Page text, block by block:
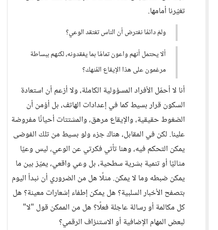
تغيّرنا أمامها.
ولمَ دائمًا نفترض أن الناس تفتقد الوعي؟
ألا يحتمل أنهم واعون تمامًا بما يفقدونه، لكنهم ببساطة
مرغمون على هذا الإيقاع المُنهك؟
أنا لا أحمّل الأفراد المسؤولية الكاملة، ولا أزعم أن استعادة
السكون قرار بسيط كما في إعدادات الهاتف، بل أؤمن أن
الضغوط حقيقية، والإيقاع مرهق، والمشتتات أحيانًا مفروضة
علينا. لكن في المقابل، هناك جزء ولو بسيط من تلك الفوضى
يمكن التحكم فيه، وهنا تأتي فكرتي عن الوعي، ليس وعيًا
مثاليًا أو تنمية بشرية سطحية، بل وعي واقعي، يميّز بين ما
يمكن ضبطه وما لا يمكن. مثلًا هل من الضروري أن نبدأ اليوم
بتصفح الأخبار السلبية؟ هل يمكن إطفاء إشعارات معينة؟ هل
كل مكالمة أو رسالة عاجلة فعلًا؟ هل من الممكن قول "لا"
لبعض المهام الإضافية أو الاستنزاف الرقمي؟